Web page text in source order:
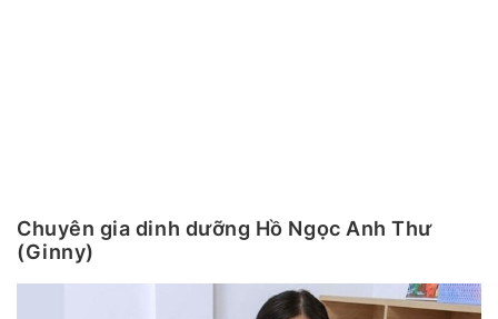
Chuyên gia dinh dưỡng Hồ Ngọc Anh Thư
(Ginny)